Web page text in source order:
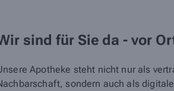
sind für Sie da - vor
Apotheke steht nicht nur als
sondern auch als